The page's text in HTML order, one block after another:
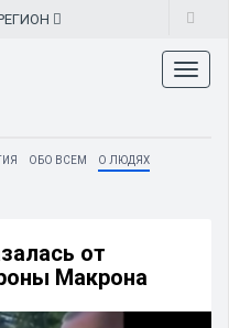
ОБО ВСЕМ
О ЛЮДЯХ
от
Макрона